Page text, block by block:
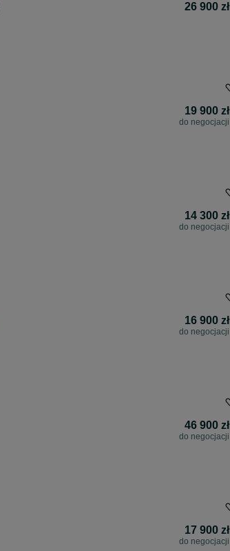
26 900 zł
19 900 zł
do negocjacji
14 300 zł
do negocjacji
16 900 zł
do negocjacji
46 900 zł
do negocjacji
17 900 zł
do negocjacji